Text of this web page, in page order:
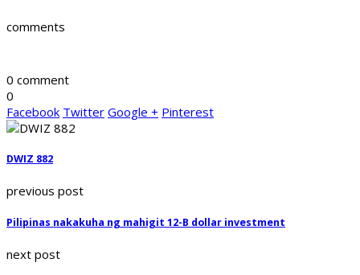
comments
0 comment
0
Facebook Twitter Google + Pinterest
DWIZ 882
previous post
Pilipinas nakakuha ng mahigit 12-B dollar investment
next post